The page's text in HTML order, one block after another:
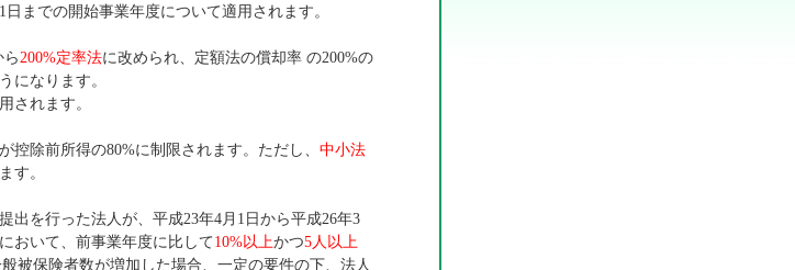
までの開始事業年度について適用されます。
ら200%定率法に改められ、定額法の償却率 の200%の
になります。
されます。
控除前所得の80%に制限されます。ただし、中小法
す。
を行った法人が、平成23年4月1日から平成26年3
おいて、前事業年度に比して10%以上かつ5人以上
被保険者数が増加した場合、一定の要件の下、法人